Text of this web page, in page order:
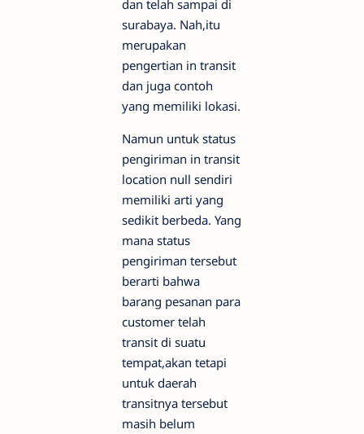
dan telah sampai di
surabaya. Nah,itu
merupakan
pengertian in transit
dan juga contoh
yang memiliki lokasi.
Namun untuk status
pengiriman in transit
location null sendiri
memiliki arti yang
sedikit berbeda. Yang
mana status
pengiriman tersebut
berarti bahwa
barang pesanan para
customer telah
transit di suatu
tempat,akan tetapi
untuk daerah
transitnya tersebut
masih belum